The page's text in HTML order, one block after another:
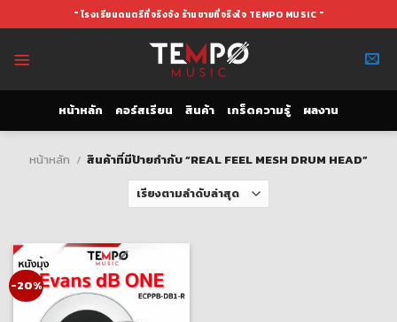
to
" โรงเรียนดนตรีที่จริงจัง ร้านขายที่จริงใจ TEMPO MUSIC "
หน้าหลัก คอร์สเรียน สินค้า เกร็ดความรู้ ผลงาน
หน้าหลัก / สินค้าที่มีป้ายกำกับ “REAL FEEL MESH DRUM HEAD”
-20%